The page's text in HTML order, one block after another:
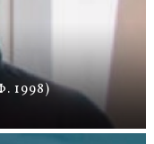
1998)